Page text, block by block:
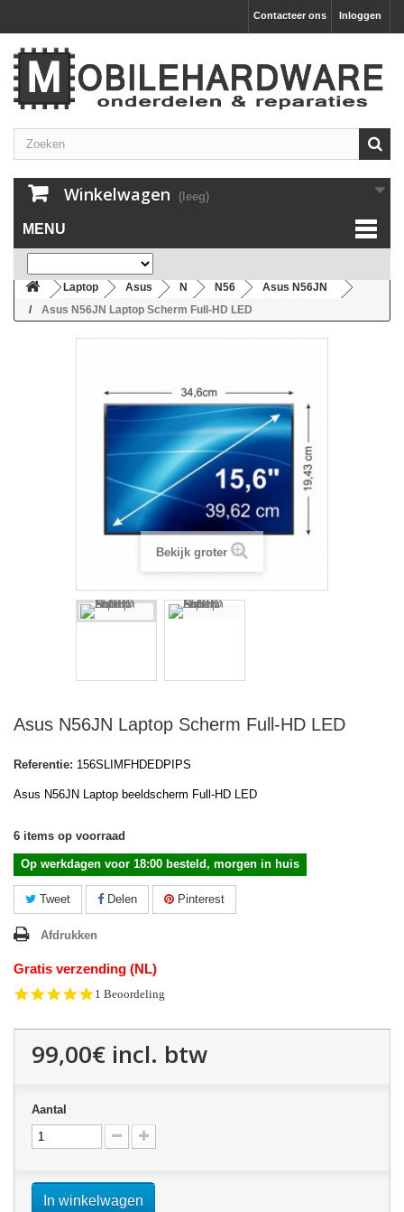
Inloggen
Contacteer ons
Winkelwagen (leeg)
MENU
Laptop Asus N N56
Asus N56JN
Asus N56JN Laptop Scherm Full-HD LED
Bekijk groter
Asus N56JN Laptop Scherm Full-HD LED
Referentie: 156SLIMFHDEDPIPS
Asus N56JN Laptop beeldscherm Full-HD LED
6 items op voorraad
Op werkdagen voor 18:00 besteld, morgen in huis
Tweet Delen Pinterest
Afdrukken
Gratis verzending (NL)
5.0
1 Beoordeling
99,00€ incl. btw
Aantal
In winkelwagen